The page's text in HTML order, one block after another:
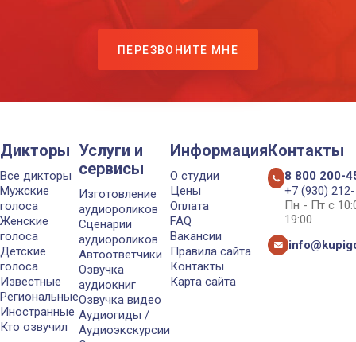
ПЕРЕЗВОНИТЕ МНЕ
Дикторы
Все дикторы
Мужские
голоса
Женские
голоса
Детские
голоса
Известные
Региональные
Иностранные
Кто озвучил
Услуги и
сервисы
Изготовление
аудиороликов
Сценарии
аудиороликов
Автоответчики
Озвучка
аудиокниг
Озвучка видео
Аудиогиды /
Аудиоэкскурсии
Информация
О студии
Цены
Оплата
FAQ
Вакансии
Правила сайта
Контакты
Карта сайта
Контакты
8 800 200-
+7 (930)
Пн - Пт с
19:00